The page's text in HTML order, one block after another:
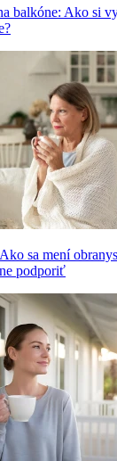
balkóne: Ako si
sa mení
podporiť